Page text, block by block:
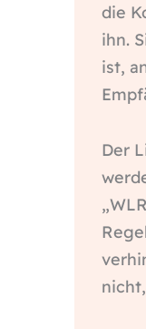
die
ihn.
ist,
Der